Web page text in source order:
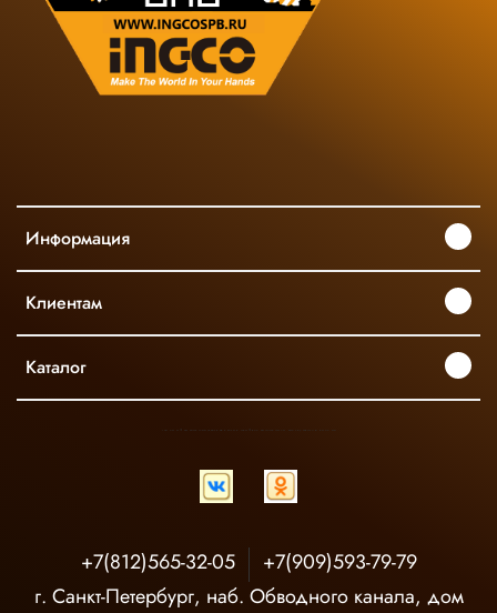
Информация
Клиентам
Каталог
+7(812)565-32-05
+7(909)593-79-79
г. Санкт-Петербург, наб. Обводного канала, дом